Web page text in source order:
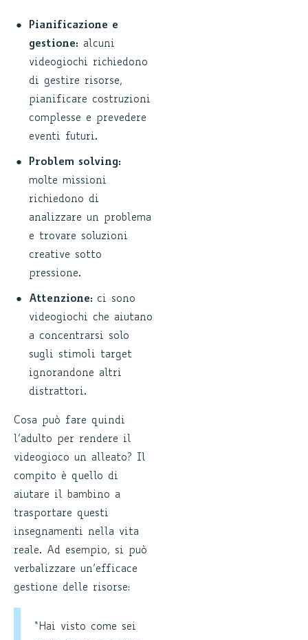
Pianificazione e
gestione: alcuni
videogiochi richiedono
di gestire risorse,
pianificare costruzioni
complesse e prevedere
eventi futuri.
Problem solving:
molte missioni
richiedono di
analizzare un problema
e trovare soluzioni
creative sotto
pressione.
Attenzione: ci sono
videogiochi che aiutano
a concentrarsi solo
sugli stimoli target
ignorandone altri
distrattori.
Cosa può fare quindi
l’adulto per rendere il
videogioco un alleato? Il
compito è quello di
aiutare il bambino a
trasportare questi
insegnamenti nella vita
reale. Ad esempio, si può
verbalizzare un’efficace
gestione delle risorse:
“Hai visto come sei